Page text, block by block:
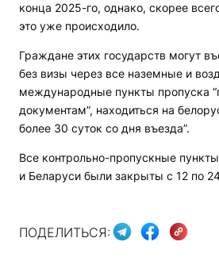
конца 2025-го, однако, скорее
это уже происходило.
Граждане этих государств могут
без визы через все наземные и
международные пункты пропуска
документам”, находиться на
более 30 суток со дня въезда”.
Все контрольно-пропускные
и Беларуси были закрыты с 12 по
ПОДЕЛИТЬСЯ: